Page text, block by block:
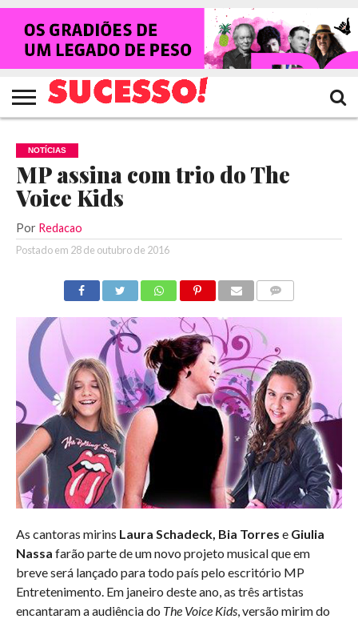
HOME
NOTÍCIAS
SHOWS
ENTREVISTAS
CLIQUES
RANKING
CROWLEY
TV
SUCESSO!
REVISTA
SUCESSO!
NOTÍCIAS
MP assina com trio do The
Voice Kids
Por Redacao
Postado em 28 de outubro de 2016
As cantoras mirins Laura Schadeck, Bia Torres eGiulia
Nassa farão parte de um novo projeto musical que em
breve será lançado para todo país pelo escritório MP
Entretenimento. Em janeiro deste ano, as três artistas
encantaram a audiência do The Voice Kids, versão mirim do